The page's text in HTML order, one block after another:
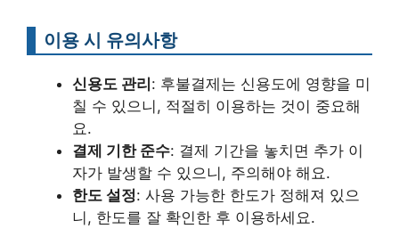
이용 시 유의사항
신용도 관리: 후불결제는 신용도에 영향을 미
칠 수 있으니, 적절히 이용하는 것이 중요해
요.
결제 기한 준수: 결제 기간을 놓치면 추가 이
자가 발생할 수 있으니, 주의해야 해요.
한도 설정: 사용 가능한 한도가 정해져 있으
니, 한도를 잘 확인한 후 이용하세요.